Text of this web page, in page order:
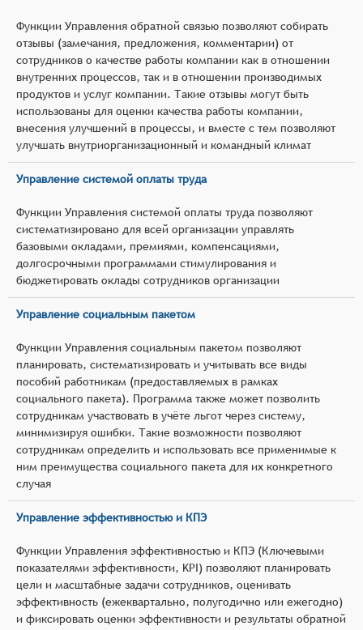
Функции Управления обратной связью позволяют собирать
отзывы (замечания, предложения, комментарии) от
сотрудников о качестве работы компании как в отношении
внутренних процессов, так и в отношении производимых
продуктов и услуг компании. Такие отзывы могут быть
использованы для оценки качества работы компании,
внесения улучшений в процессы, и вместе с тем позволяют
улучшать внутриорганизационный и командный климат
Управление системой оплаты труда
Функции Управления системой оплаты труда позволяют
систематизировано для всей организации управлять
базовыми окладами, премиями, компенсациями,
долгосрочными программами стимулирования и
бюджетировать оклады сотрудников организации
Управление социальным пакетом
Функции Управления социальным пакетом позволяют
планировать, систематизировать и учитывать все виды
пособий работникам (предоставляемых в рамках
социального пакета). Программа также может позволить
сотрудникам участвовать в учёте льгот через систему,
минимизируя ошибки. Такие возможности позволяют
сотрудникам определить и использовать все применимые к
ним преимущества социального пакета для их конкретного
случая
Управление эффективностью и КПЭ
Функции Управления эффективностью и КПЭ (Ключевыми
показателями эффективности, KPI) позволяют планировать
цели и масштабные задачи сотрудников, оценивать
эффективность (ежеквартально, полугодично или ежегодно)
и фиксировать оценки эффективности и результаты обратной